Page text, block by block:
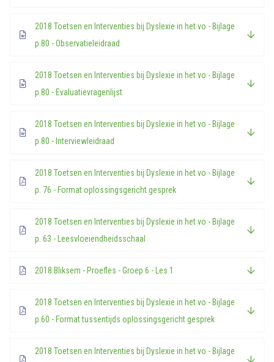
2018 Toetsen en Interventies bij Dyslexie in het vo - Bijlage
p.80 - Observatieleidraad
2018 Toetsen en Interventies bij Dyslexie in het vo - Bijlage
p.80 - Evaluatievragenlijst
2018 Toetsen en Interventies bij Dyslexie in het vo - Bijlage
p.80 - Interviewleidraad
2018 Toetsen en Interventies bij Dyslexie in het vo - Bijlage
p. 76 - Format oplossingsgericht gesprek
2018 Toetsen en Interventies bij Dyslexie in het vo - Bijlage
p. 63 - Leesvloeiendheidsschaal
2018 Bliksem - Proefles - Groep 6 - Les 1
2018 Toetsen en Interventies bij Dyslexie in het vo - Bijlage
p.60 - Format tussentijds oplossingsgericht gesprek
2018 Toetsen en Interventies bij Dyslexie in het vo - Bijlage